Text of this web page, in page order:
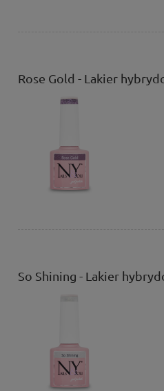
Rose Gold - Lakier
So Shining - Lakier